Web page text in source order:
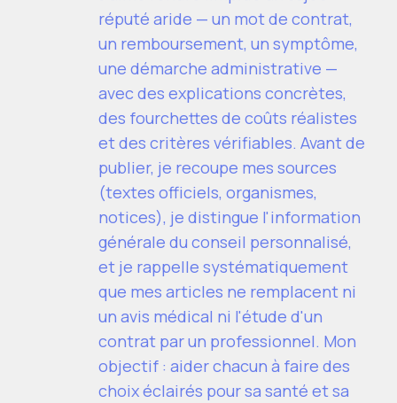
réputé aride — un mot de contrat,
un remboursement, un symptôme,
une démarche administrative —
avec des explications concrètes,
des fourchettes de coûts réalistes
et des critères vérifiables. Avant de
publier, je recoupe mes sources
(textes officiels, organismes,
notices), je distingue l'information
générale du conseil personnalisé,
et je rappelle systématiquement
que mes articles ne remplacent ni
un avis médical ni l'étude d'un
contrat par un professionnel. Mon
objectif : aider chacun à faire des
choix éclairés pour sa santé et sa